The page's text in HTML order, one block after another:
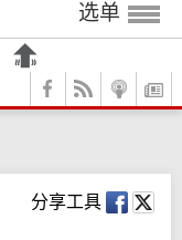
选单
分享工具